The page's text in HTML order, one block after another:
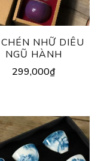
NHỮ DIÊU
NGŨ HÀNH
299,000₫